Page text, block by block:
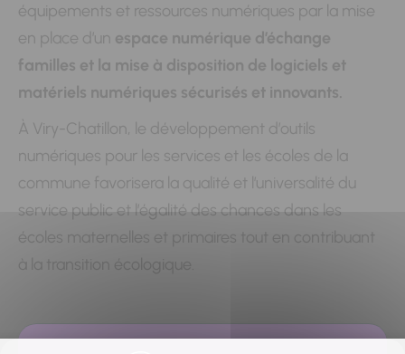
équipements et ressources numériques par la mise
en place d’un espace numérique d’échange
familles et la mise à disposition de logiciels et
matériels numériques sécurisés et innovants.
À Viry-Chatillon, le développement d’outils
numériques pour les services et les écoles de la
commune favorisera la qualité et l’universalité du
service public et l’égalité des chances dans les
écoles maternelles et primaires tout en contribuant
à la transition écologique.